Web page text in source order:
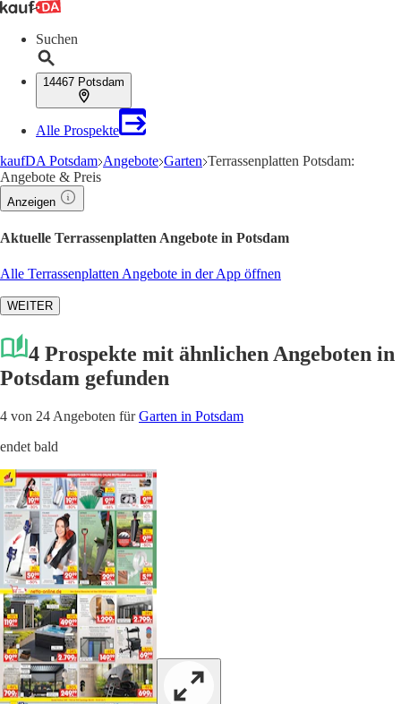
Suchen
14467 Potsdam
Alle Prospekte
kaufDA Potsdam Angebote Garten Terrassenplatten Potsdam:
Angebote & Preis
Anzeigen
Aktuelle Terrassenplatten Angebote in Potsdam
Alle Terrassenplatten Angebote in der App öffnen
WEITER
4 Prospekte mit ähnlichen Angeboten in
Potsdam gefunden
4 von 24 Angeboten fürGarten in Potsdam
endet bald